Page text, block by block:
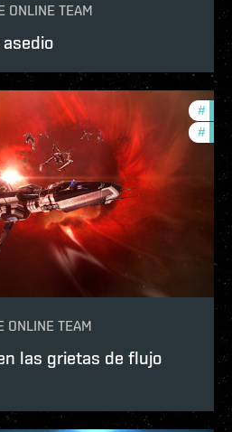
ONLINE TEAM
#
# in-
ONLINE TEAM
las grietas de flujo